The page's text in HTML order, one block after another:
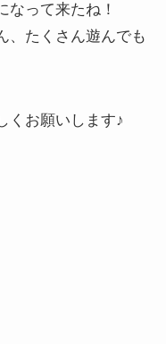
なって来たね！
、たくさん遊んでも
くお願いします♪